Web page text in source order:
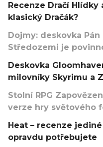
Recenze Dračí
klasický Dračák?
Dojmy: deskovka
Středozemi je
Deskovka
milovníky Skyrimu a
Stolní RPG
verze hry světového
Heat – recenze
opravdu potřebujete